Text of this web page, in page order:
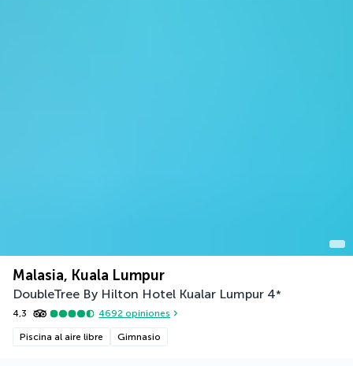
Malasia, Kuala Lumpur
DoubleTree By Hilton Hotel Kualar Lumpur 4*
4,3 4692 opiniones
Piscina al aire libre Gimnasio